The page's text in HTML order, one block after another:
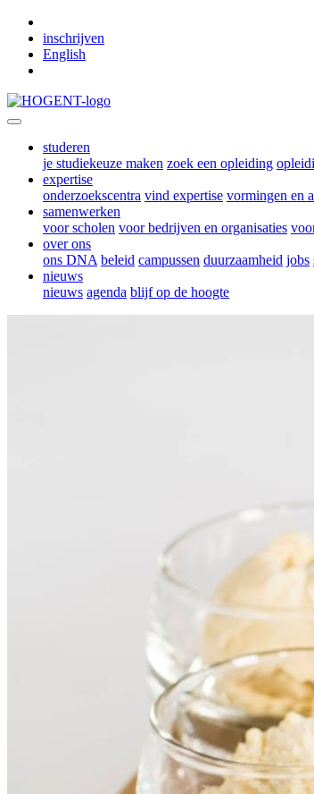
inschrijven
English
studeren
je studiekeuze maken zoek een opleiding
expertise
onderzoekscentra vind expertise vormingen en
samenwerken
voor scholen voor bedrijven en organisaties
over ons
ons DNA beleid campussen duurzaamheid jobs
nieuws
nieuws agenda blijf op de hoogte